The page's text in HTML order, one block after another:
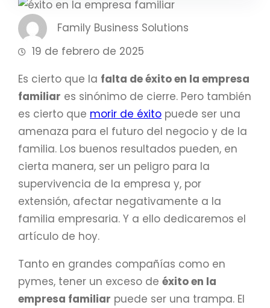
Family Business Solutions
19 de febrero de 2025
Es cierto que la falta de éxito en la empresa
familiar es sinónimo de cierre. Pero también
es cierto que morir de éxito puede ser una
amenaza para el futuro del negocio y de la
familia. Los buenos resultados pueden, en
cierta manera, ser un peligro para la
supervivencia de la empresa y, por
extensión, afectar negativamente a la
familia empresaria. Y a ello dedicaremos el
artículo de hoy.
Tanto en grandes compañías como en
pymes, tener un exceso de éxito en la
empresa familiar puede ser una trampa. El